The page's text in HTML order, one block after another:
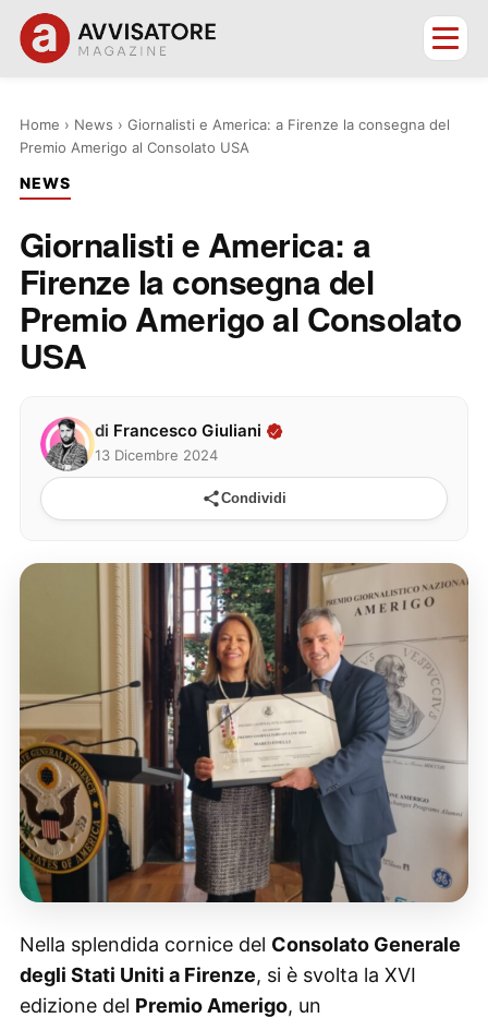
Home › News › Giornalisti e America: a Firenze la consegna del
Premio Amerigo al Consolato USA
NEWS
Giornalisti e America: a
Firenze la consegna del
Premio Amerigo al Consolato
USA
di Francesco Giuliani
13 Dicembre 2024
Condividi
Nella splendida cornice del Consolato Generale
degli Stati Uniti a Firenze, si è svolta la XVI
edizione del Premio Amerigo, un